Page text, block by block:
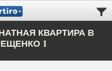
КВАРТИРА В
1